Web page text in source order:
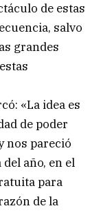
de estas
salvo
grandes
«La idea es
de poder
nos pareció
año, en el
para
de la